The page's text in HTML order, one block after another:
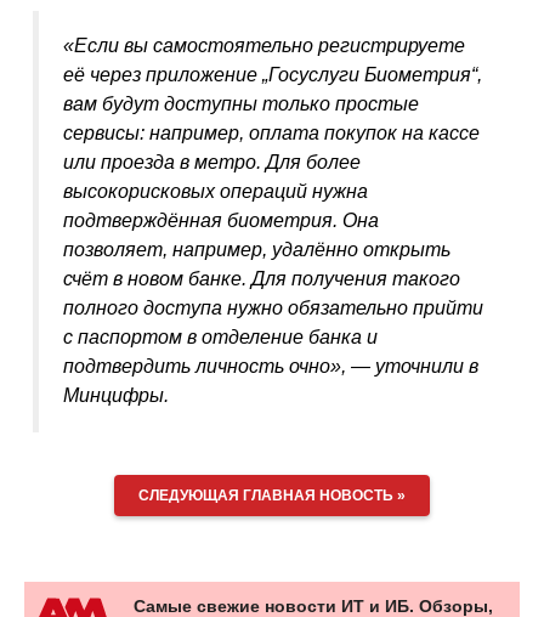
«Если вы самостоятельно регистрируете
её через приложение „Госуслуги Биометрия“,
вам будут доступны только простые
сервисы: например, оплата покупок на кассе
или проезда в метро. Для более
высокорисковых операций нужна
подтверждённая биометрия. Она
позволяет, например, удалённо открыть
счёт в новом банке. Для получения такого
полного доступа нужно обязательно прийти
с паспортом в отделение банка и
подтвердить личность очно», — уточнили в
Минцифры.
СЛЕДУЮЩАЯ ГЛАВНАЯ НОВОСТЬ »
Самые свежие новости ИТ и ИБ. Обзоры,